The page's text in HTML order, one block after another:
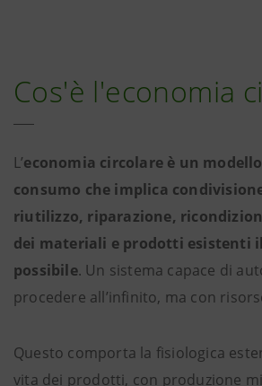
Cos'è l'economia
L’economia circolare è un
consumo che implica
riutilizzo, riparazione,
dei materiali e prodotti esistenti
possibile. Un sistema capace di
procedere all’infinito, ma con
Questo comporta la fisiologica
vita dei prodotti, con produzione